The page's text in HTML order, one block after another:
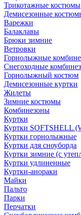
Трикотажные костюмы
Демисезонные
Варежки
Балаклавы
Брюки зимние
Ветровки
Горнолыжные
Снегоходные
Горнолыжный костюм
Демисезонные куртки
Жилеты
Зимние костюмы
Комбинезоны
Куртки
Куртки SOFTSHELL
Куртки горнолыжные
Куртки для сноуборда
Куртки зимние (с
Куртки удлиненные
Куртки-анораки
Майки
Пальто
Парки
Перчатки